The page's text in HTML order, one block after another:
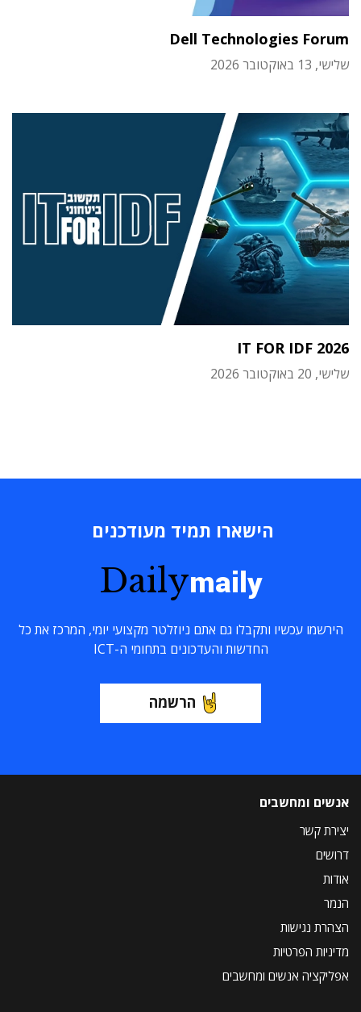
Dell Technologies Forum
שלישי, 13 באוקטובר 2026
IT FOR IDF 2026
שלישי, 20 באוקטובר 2026
הישארו תמיד מעודכנים
Dailymaily
הירשמו עכשיו ותקבלו גם אתם ניוזלטר מקצועי יומי, המרכז את כל
החדשות והעדכונים בתחומי ה-ICT
הרשמה
אנשים ומחשבים
יצירת קשר
דרושים
אודות
הנמר
הצהרת נגישות
מדיניות הפרטיות
אפליקציה אנשים ומחשבים